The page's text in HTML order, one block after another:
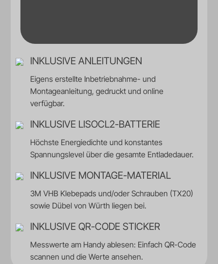
INKLUSIVE ANLEITUNGEN
Eigens erstellte Inbetriebnahme- und
Montageanleitung, gedruckt und online
verfügbar.
INKLUSIVE LISOCL2-BATTERIE
Höchste Energiedichte und konstantes
Spannungslevel über die gesamte Entladedauer.
INKLUSIVE MONTAGE-MATERIAL
3M VHB Klebepads und/oder Schrauben (TX20)
sowie Dübel von Würth liegen bei.
INKLUSIVE QR-CODE STICKER
Messwerte am Handy ablesen: Einfach QR-Code
scannen und die Werte ansehen.